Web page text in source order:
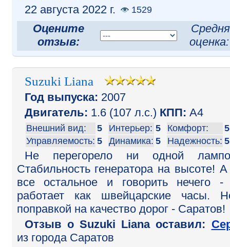
22 августа 2022 г.
1529
Оцените
отзыв:
Suzuki Liana
Год выпуска: 2007
Двигатель: 1.6 (107 л.с.) КПП: A4
Внешний вид: 5 Интерьер: 5 Комфорт:
5
Управляемость: 5 Динамика: 5 Надежность: 5
Не перегорело ни одной
Стабильность генератора на высоте!
все остальное и говорить нечего -
работает как швейцарские часы.
поправкой на качество дорог - Саратов!
Отзыв o Suzuki Liana оставил:
из города Саратов